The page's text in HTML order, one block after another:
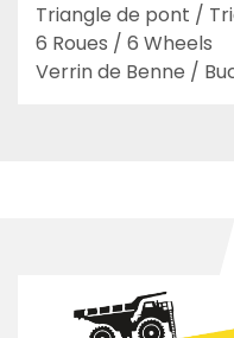
Triangle de pont /
6 Roues / 6 Wheels
Verrin de Benne /